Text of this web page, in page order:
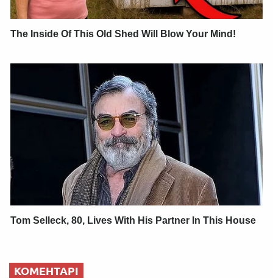
The Inside Of This Old Shed Will Blow Your Mind!
Tom Selleck, 80, Lives With His Partner In This House
КОМЕНТАРІ